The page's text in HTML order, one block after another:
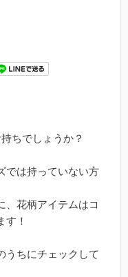
ちでしょうか？
では持っていない方
、花柄アイテムはコ
す！
うちにチェックして